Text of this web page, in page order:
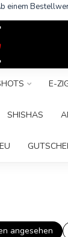
einem
E-
SHISHAS
angesehen